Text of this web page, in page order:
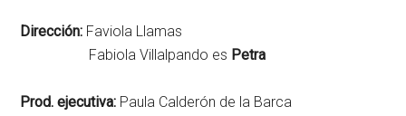
Dirección: Faviola Llamas
Fabiola Villalpando es Petra
Prod. ejecutiva: Paula Calderón de la Barca